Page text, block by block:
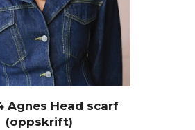
Agnes Head scarf
(oppskrift)